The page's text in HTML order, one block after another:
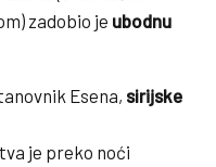
zadobio je ubodnu
Esena, sirijske
je preko noći